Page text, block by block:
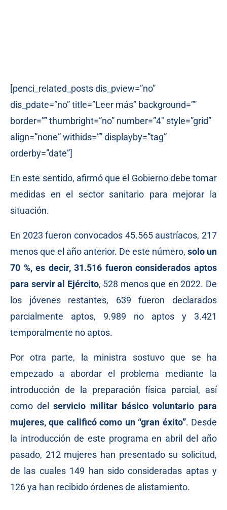
[penci_related_posts dis_pview=”no”
dis_pdate=”no” title=”Leer más” background=””
border=”” thumbright=”no” number=”4″ style=”grid”
align=”none” withids=”” displayby=”tag”
orderby=”date”]
En este sentido, afirmó que el Gobierno debe tomar
medidas en el sector sanitario para mejorar la
situación.
En 2023 fueron convocados 45.565 austríacos, 217
menos que el año anterior. De este número, solo un
70 %, es decir, 31.516 fueron considerados aptos
para servir al Ejército, 528 menos que en 2022. De
los jóvenes restantes, 639 fueron declarados
parcialmente aptos, 9.989 no aptos y 3.421
temporalmente no aptos.
Por otra parte, la ministra sostuvo que se ha
empezado a abordar el problema mediante la
introducción de la preparación física parcial, así
como delservicio militar básico voluntario para
mujeres, que calificó como un “gran éxito”. Desde
la introducción de este programa en abril del año
pasado, 212 mujeres han presentado su solicitud,
de las cuales 149 han sido consideradas aptas y
126 ya han recibido órdenes de alistamiento.